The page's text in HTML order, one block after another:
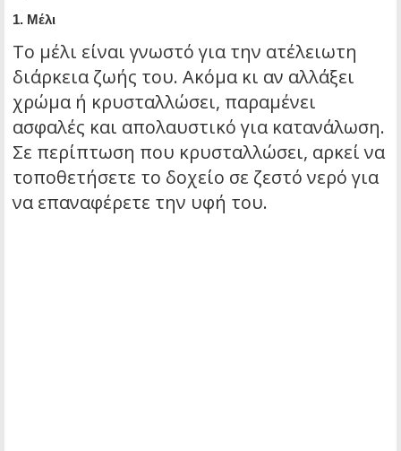
1. Μέλι
Το μέλι είναι γνωστό για την ατέλειωτη
διάρκεια ζωής του. Ακόμα κι αν αλλάξει
χρώμα ή κρυσταλλώσει, παραμένει
ασφαλές και απολαυστικό για κατανάλωση.
Σε περίπτωση που κρυσταλλώσει, αρκεί να
τοποθετήσετε το δοχείο σε ζεστό νερό για
να επαναφέρετε την υφή του.